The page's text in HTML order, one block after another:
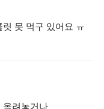
못 먹구 있어요 ㅠ
올려놓거나